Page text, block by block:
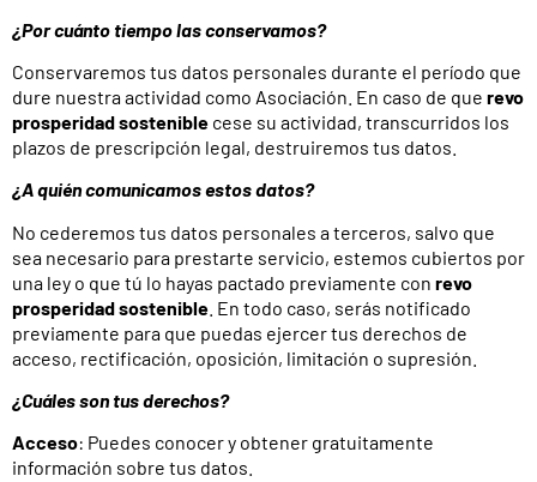
¿Por cuánto tiempo las conservamos?
Conservaremos tus datos personales durante el período que
dure nuestra actividad como Asociación. En caso de que revo
prosperidad sostenible cese su actividad, transcurridos los
plazos de prescripción legal, destruiremos tus datos.
¿A quién comunicamos estos datos?
No cederemos tus datos personales a terceros, salvo que
sea necesario para prestarte servicio, estemos cubiertos por
una ley o que tú lo hayas pactado previamente con revo
prosperidad sostenible . En todo caso, serás notificado
previamente para que puedas ejercer tus derechos de
acceso, rectificación, oposición, limitación o supresión.
¿Cuáles son tus derechos?
Acceso: Puedes conocer y obtener gratuitamente
información sobre tus datos.